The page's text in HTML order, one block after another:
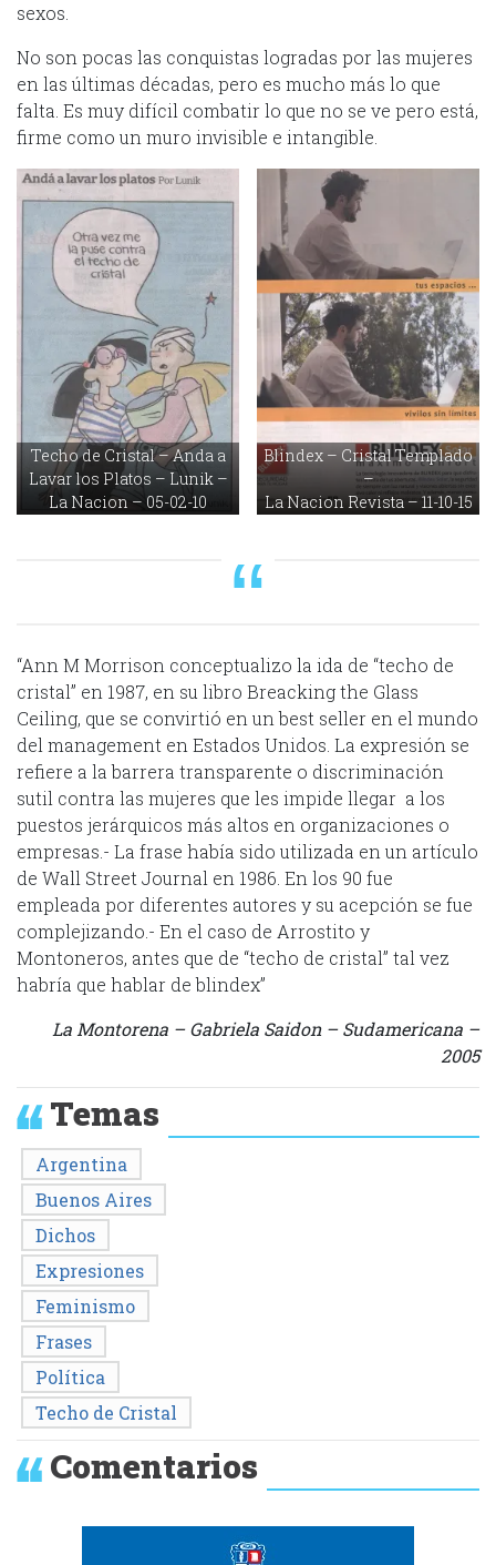
sexos.
No son pocas las conquistas logradas por las mujeres
en las últimas décadas, pero es mucho más lo que
falta. Es muy difícil combatir lo que no se ve pero está,
firme como un muro invisible e intangible.
Techo de Cristal – Anda a
Lavar los Platos – Lunik –
La Nacion – 05-02-10
Blindex – Cristal Templado
–
La Nacion Revista – 11-10-15
“Ann M Morrison conceptualizo la ida de “techo de
cristal” en 1987, en su libro Breacking the Glass
Ceiling, que se convirtió en un best seller en el mundo
del management en Estados Unidos. La expresión se
refiere a la barrera transparente o discriminación
sutil contra las mujeres que les impide llegar a los
puestos jerárquicos más altos en organizaciones o
empresas.- La frase había sido utilizada en un artículo
de Wall Street Journal en 1986. En los 90 fue
empleada por diferentes autores y su acepción se fue
complejizando.- En el caso de Arrostito y
Montoneros, antes que de “techo de cristal” tal vez
habría que hablar de blindex”
La Montorena – Gabriela Saidon – Sudamericana –
2005
Temas
Argentina
Buenos Aires
Dichos
Expresiones
Feminismo
Frases
Política
Techo de Cristal
Comentarios